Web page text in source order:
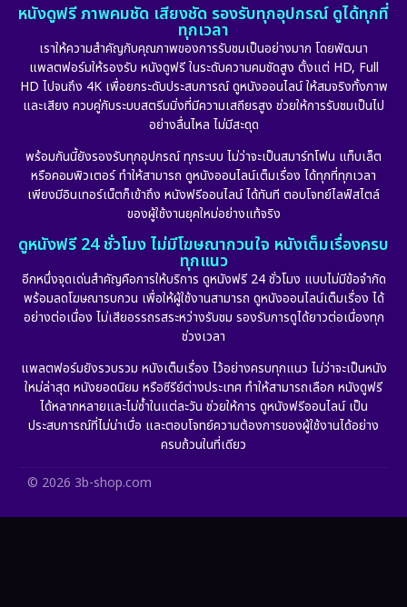
Emotional (101)
Epic มหากาพย์ (17)
Erotic (10)
Fantasy จินตนาการ (253)
Film
Gothic (6)
HBO GO (10)
HBO Max (2)
Healing
Heist (7)
หนังดูฟรี ภาพคมชัด เสียงชัด รองรับทุกอุปกรณ์ ดูได้ทุกที่
ทุกเวลา
เราให้ความสำคัญกับคุณภาพของการรับชมเป็นอย่างมาก โดยพัฒนา
แพลตฟอร์มให้รองรับ หนังดูฟรี ในระดับความคมชัดสูง ตั้งแต่ HD, Full
HD ไปจนถึง 4K เพื่อยกระดับประสบการณ์ ดูหนังออนไลน์ ให้สมจริงทั้งภาพ
และเสียง ควบคู่กับระบบสตรีมมิ่งที่มีความเสถียรสูง ช่วยให้การรับชมเป็นไป
อย่างลื่นไหล ไม่มีสะดุด
พร้อมกันนี้ยังรองรับทุกอุปกรณ์ ทุกระบบ ไม่ว่าจะเป็นสมาร์ทโฟน แท็บเล็ต
หรือคอมพิวเตอร์ ทำให้สามารถ ดูหนังออนไลน์เต็มเรื่อง ได้ทุกที่ทุกเวลา
เพียงมีอินเทอร์เน็ตก็เข้าถึง หนังฟรีออนไลน์ ได้ทันที ตอบโจทย์ไลฟ์สไตล์
ของผู้ใช้งานยุคใหม่อย่างแท้จริง
ดูหนังฟรี 24 ชั่วโมง ไม่มีโฆษณากวนใจ หนังเต็มเรื่องครบ
ทุกแนว
อีกหนึ่งจุดเด่นสำคัญคือการให้บริการ ดูหนังฟรี 24 ชั่วโมง แบบไม่มีข้อจำกัด
พร้อมลดโฆษณารบกวน เพื่อให้ผู้ใช้งานสามารถ ดูหนังออนไลน์เต็มเรื่อง ได้
อย่างต่อเนื่อง ไม่เสียอรรถรสระหว่างรับชม รองรับการดูได้ยาวต่อเนื่องทุก
ช่วงเวลา
แพลตฟอร์มยังรวบรวม หนังเต็มเรื่อง ไว้อย่างครบทุกแนว ไม่ว่าจะเป็นหนัง
ใหม่ล่าสุด หนังยอดนิยม หรือซีรีย์ต่างประเทศ ทำให้สามารถเลือก หนังดูฟรี
ได้หลากหลายและไม่ซ้ำในแต่ละวัน ช่วยให้การ ดูหนังฟรีออนไลน์ เป็น
ประสบการณ์ที่ไม่น่าเบื่อ และตอบโจทย์ความต้องการของผู้ใช้งานได้อย่าง
ครบถ้วนในที่เดียว
© 2026 3b-shop.com